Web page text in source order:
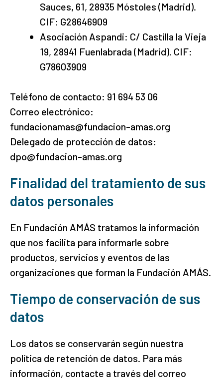
Sauces, 61, 28935 Móstoles (Madrid).
CIF: G28646909
Asociación Aspandi: C/ Castilla la Vieja
19, 28941 Fuenlabrada (Madrid). CIF:
G78603909
Teléfono de contacto: 91 694 53 06
Correo electrónico:
fundacionamas@fundacion-amas.org
Delegado de protección de datos:
dpo@fundacion-amas.org
Finalidad del tratamiento de sus
datos personales
En Fundación AMÁS tratamos la información
que nos facilita para informarle sobre
productos, servicios y eventos de las
organizaciones que forman la Fundación AMÁS.
Tiempo de conservación de sus
datos
Los datos se conservarán según nuestra
política de retención de datos. Para más
información, contacte a través del correo